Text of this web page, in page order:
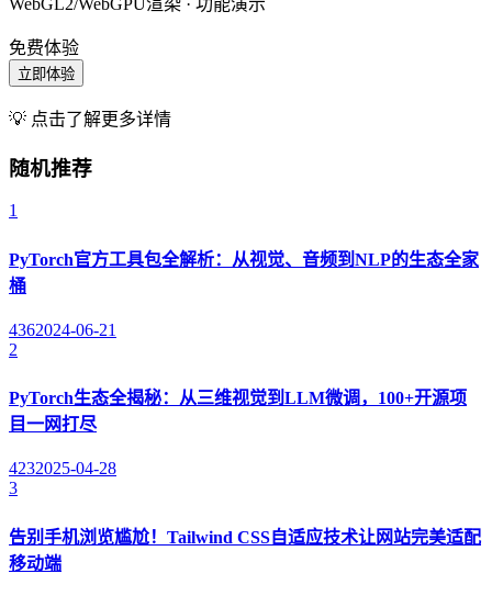
免费体验
立即体验
💡 点击了解更多详情
随机推荐
1
PyTorch官方工具包全解析：从视觉、音频到NLP的生态全家
桶
4362024-06-21
2
PyTorch生态全揭秘：从三维视觉到LLM微调，100+开源项
目一网打尽
4232025-04-28
3
告别手机浏览尴尬！Tailwind CSS自适应技术让网站完美适配
移动端